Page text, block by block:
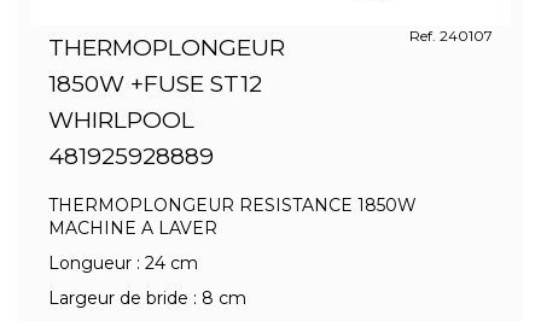
THERMOPLONGEUR
1850W +FUSE ST12
WHIRLPOOL
481925928889
Ref. 240107
THERMOPLONGEUR RESISTANCE 1850W
MACHINE A LAVER
Longueur : 24 cm
Largeur de bride : 8 cm